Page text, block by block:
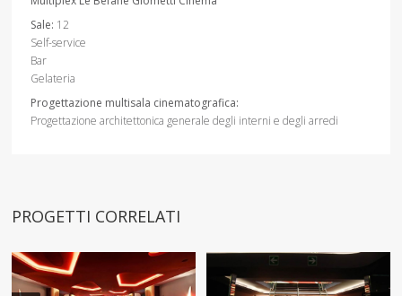
Sale: 12
Self-service
Bar
Gelateria
Progettazione multisala cinematografica:
Progettazione architettonica generale degli interni e degli arredi
PROGETTI CORRELATI